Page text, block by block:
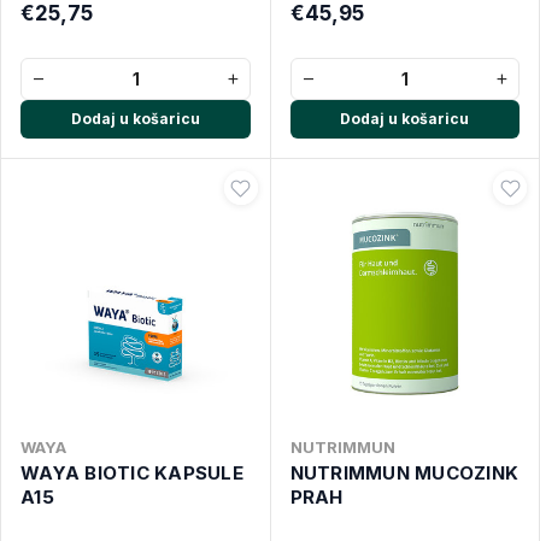
€25,75
− +
Dodaj u košaricu
€45,95
− +
Dodaj u košaricu
WAYA
WAYA BIOTIC KAPSULE
A15
NUTRIMMUN
NUTRIMMUN MUCOZINK
PRAH